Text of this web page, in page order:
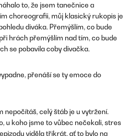
to, že jsem tanečnice a
choreografii, můj klasický rukopis je
diváka. Přemýšlím, co bude
hrách přemýšlím nad tím, co bude
se pobavila coby divačka.
přenáší se ty emoce do
nepočítáš, celý štáb je u vytržení.
u koho jsme to vůbec nečekali, stres
viděla třikrát, ať to bylo na